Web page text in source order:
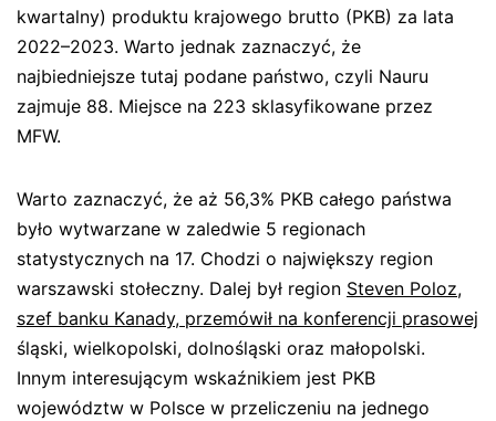
kwartalny) produktu krajowego brutto (PKB) za lata
2022–2023. Warto jednak zaznaczyć, że
najbiedniejsze tutaj podane państwo, czyli Nauru
zajmuje 88. Miejsce na 223 sklasyfikowane przez
MFW.
Warto zaznaczyć, że aż 56,3% PKB całego państwa
było wytwarzane w zaledwie 5 regionach
statystycznych na 17. Chodzi o największy region
warszawski stołeczny. Dalej był region Steven Poloz,
szef banku Kanady, przemówił na konferencji prasowej
śląski, wielkopolski, dolnośląski oraz małopolski.
Innym interesującym wskaźnikiem jest PKB
województw w Polsce w przeliczeniu na jednego